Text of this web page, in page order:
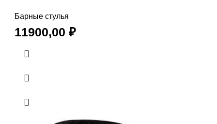
Барные стулья
11900,00 ₽